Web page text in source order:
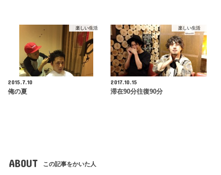
楽しい生活
2015.7.10
俺の夏
楽しい生活
2017.10.15
滞在90分往復90分
ABOUT この記事をかいた人